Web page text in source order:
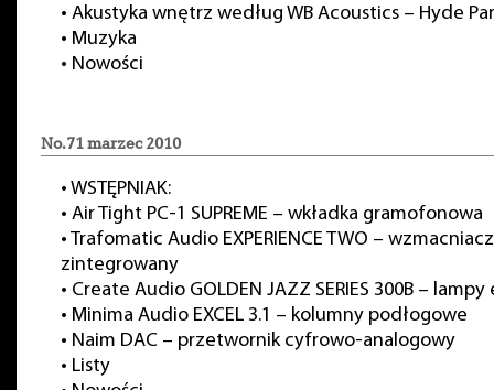
• Akustyka wnętrz według WB Acoustics – Hyde
• Muzyka
• Nowości
No.71 marzec 2010
• WSTĘPNIAK:
• Air Tight PC-1 SUPREME – wkładka gramofonowa
• Trafomatic Audio EXPERIENCE TWO – wzmacniacz
zintegrowany
• Create Audio GOLDEN JAZZ SERIES 300B –
• Minima Audio EXCEL 3.1 – kolumny podłogowe
• Naim DAC – przetwornik cyfrowo-analogowy
• Listy